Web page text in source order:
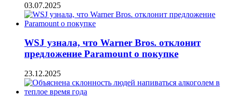
03.07.2025
WSJ узнала, что Warner Bros. отклонит
предложение Paramount о покупке
23.12.2025